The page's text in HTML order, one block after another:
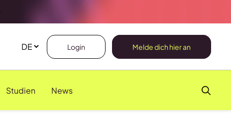
Login Melde dich hier an
Studien News